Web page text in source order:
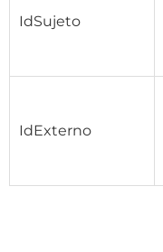
IdSujeto
IdExterno